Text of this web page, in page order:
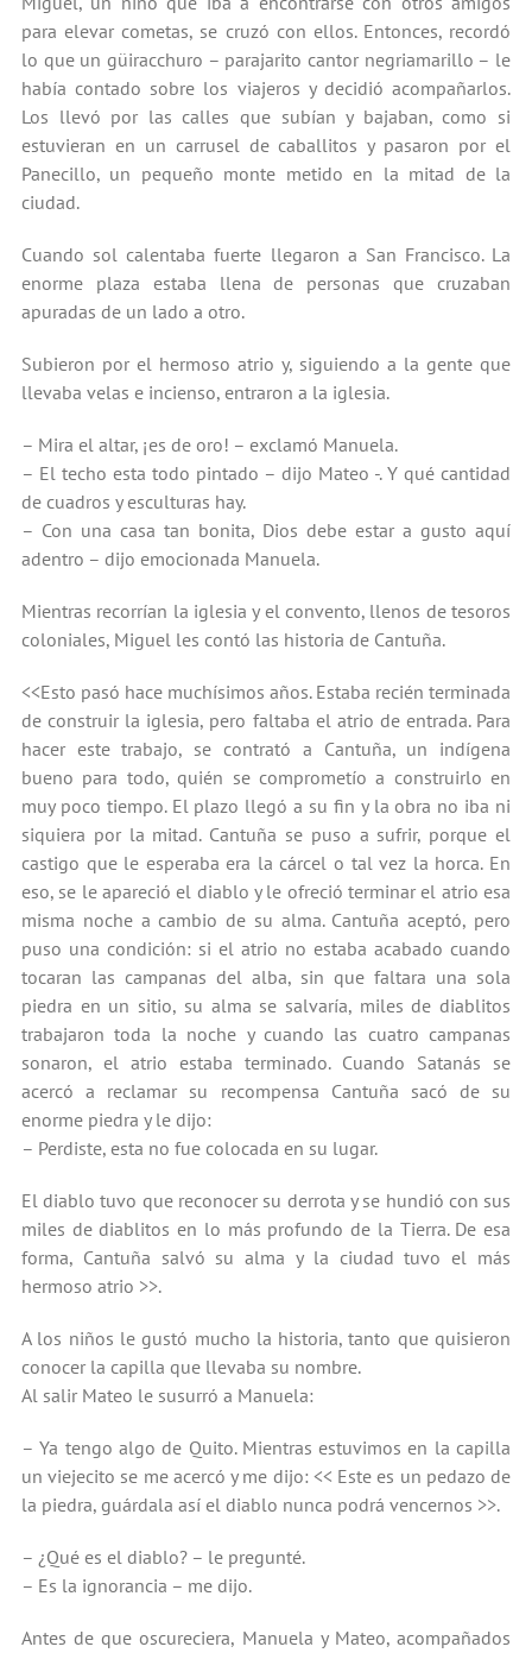
para elevar cometas, se cruzó con ellos. Entonces, recordó
lo que un güiracchuro – parajarito cantor negriamarillo – le
había contado sobre los viajeros y decidió acompañarlos.
Los llevó por las calles que subían y bajaban, como si
estuvieran en un carrusel de caballitos y pasaron por el
Panecillo, un pequeño monte metido en la mitad de la
ciudad.
Cuando sol calentaba fuerte llegaron a San Francisco. La
enorme plaza estaba llena de personas que cruzaban
apuradas de un lado a otro.
Subieron por el hermoso atrio y, siguiendo a la gente que
llevaba velas e incienso, entraron a la iglesia.
– Mira el altar, ¡es de oro! – exclamó Manuela.
– El techo esta todo pintado – dijo Mateo -. Y qué cantidad
de cuadros y esculturas hay.
– Con una casa tan bonita, Dios debe estar a gusto aquí
adentro – dijo emocionada Manuela.
Mientras recorrían la iglesia y el convento, llenos de tesoros
coloniales, Miguel les contó las historia de Cantuña.
<<Esto pasó hace muchísimos años. Estaba recién terminada
de construir la iglesia, pero faltaba el atrio de entrada. Para
hacer este trabajo, se contrató a Cantuña, un indígena
bueno para todo, quién se comprometío a construirlo en
muy poco tiempo. El plazo llegó a su fin y la obra no iba ni
siquiera por la mitad. Cantuña se puso a sufrir, porque el
castigo que le esperaba era la cárcel o tal vez la horca. En
eso, se le apareció el diablo y le ofreció terminar el atrio esa
misma noche a cambio de su alma. Cantuña aceptó, pero
puso una condición: si el atrio no estaba acabado cuando
tocaran las campanas del alba, sin que faltara una sola
piedra en un sitio, su alma se salvaría, miles de diablitos
trabajaron toda la noche y cuando las cuatro campanas
sonaron, el atrio estaba terminado. Cuando Satanás se
acercó a reclamar su recompensa Cantuña sacó de su
enorme piedra y le dijo:
– Perdiste, esta no fue colocada en su lugar.
El diablo tuvo que reconocer su derrota y se hundió con sus
miles de diablitos en lo más profundo de la Tierra. De esa
forma, Cantuña salvó su alma y la ciudad tuvo el más
hermoso atrio >>.
A los niños le gustó mucho la historia, tanto que quisieron
conocer la capilla que llevaba su nombre.
Al salir Mateo le susurró a Manuela:
– Ya tengo algo de Quito. Mientras estuvimos en la capilla
un viejecito se me acercó y me dijo: << Este es un pedazo de
la piedra, guárdala así el diablo nunca podrá vencernos >>.
– ¿Qué es el diablo? – le pregunté.
– Es la ignorancia – me dijo.
Antes de que oscureciera, Manuela y Mateo, acompañados